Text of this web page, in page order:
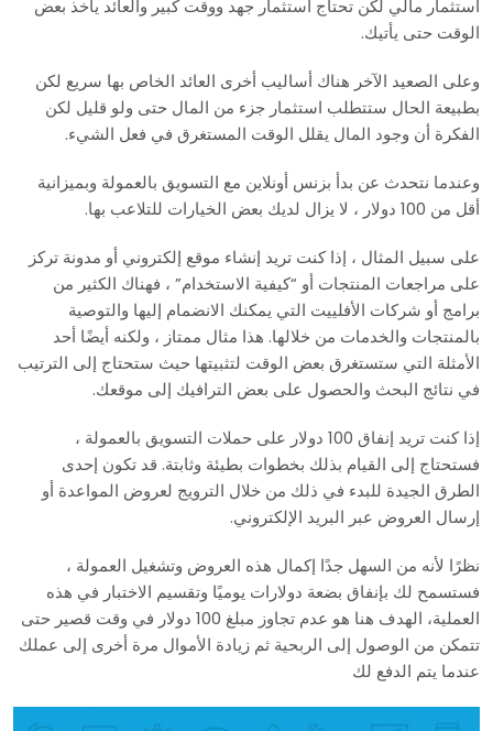
استثمار مالي لكن تحتاج استثمار جهد ووقت كبير والعائد يأخذ بعض
الوقت حتى يأتيك.
وعلى الصعيد الآخر هناك أساليب أخرى العائد الخاص بها سريع لكن
بطبيعة الحال ستتطلب استثمار جزء من المال حتى ولو قليل لكن
الفكرة أن وجود المال يقلل الوقت المستغرق في فعل الشيء.
وعندما نتحدث عن بدأ بزنس أونلاين مع التسويق بالعمولة وبميزانية
أقل من 100 دولار ، لا يزال لديك بعض الخيارات للتلاعب بها.
على سبيل المثال ، إذا كنت تريد إنشاء موقع إلكتروني أو مدونة تركز
على مراجعات المنتجات أو “كيفية الاستخدام” ، فهناك الكثير من
برامج أو شركات الأفلييت التي يمكنك الانضمام إليها والتوصية
بالمنتجات والخدمات من خلالها. هذا مثال ممتاز ، ولكنه أيضًا أحد
الأمثلة التي ستستغرق بعض الوقت لتثبيتها حيث ستحتاج إلى الترتيب
في نتائج البحث والحصول على بعض الترافيك إلى موقعك.
إذا كنت تريد إنفاق 100 دولار على حملات التسويق بالعمولة ،
فستحتاج إلى القيام بذلك بخطوات بطيئة وثابتة. قد تكون إحدى
الطرق الجيدة للبدء في ذلك من خلال الترويج لعروض المواعدة أو
إرسال العروض عبر البريد الإلكتروني.
نظرًا لأنه من السهل جدًا إكمال هذه العروض وتشغيل العمولة ،
فستسمح لك بإنفاق بضعة دولارات يوميًا وتقسيم الاختبار في هذه
العملية، الهدف هنا هو عدم تجاوز مبلغ 100 دولار في وقت قصير حتى
تتمكن من الوصول إلى الربحية ثم زيادة الأموال مرة أخرى إلى عملك
عندما يتم الدفع لك